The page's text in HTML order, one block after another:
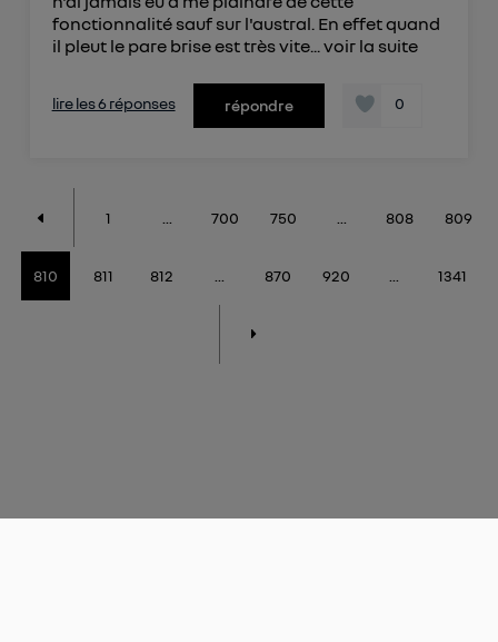
fonctionnalité sauf sur l'austral. En effet quand
il pleut le pare brise est très vite...voir la suite
lire les 6 réponses répondre 0
1 700 750 808 809
810 811 812 870 920 1341